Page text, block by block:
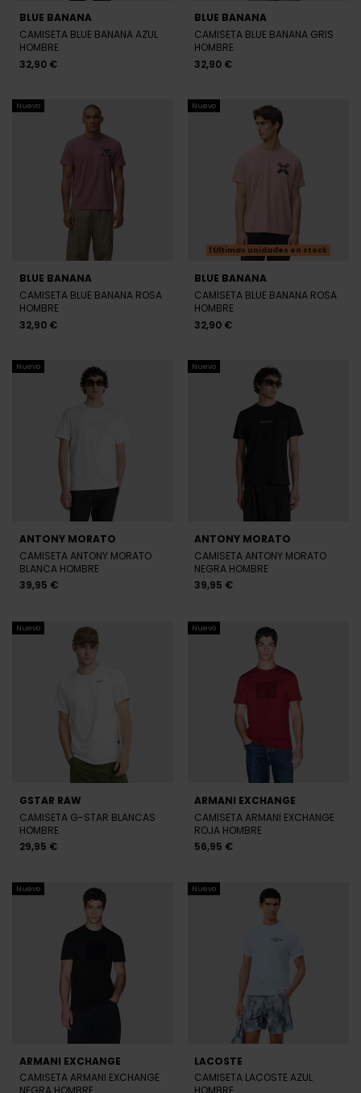
BLUE BANANA
CAMISETA BLUE BANANA AZUL
HOMBRE
32,90 €
BLUE BANANA
CAMISETA BLUE BANANA GRIS
HOMBRE
32,90 €
Nuevo
BLUE BANANA
CAMISETA BLUE BANANA ROSA
HOMBRE
32,90 €
Nuevo
Últimas unidades en stock
BLUE BANANA
CAMISETA BLUE BANANA ROSA
HOMBRE
32,90 €
Nuevo
ANTONY MORATO
CAMISETA ANTONY MORATO
BLANCA HOMBRE
39,95 €
Nuevo
ANTONY MORATO
CAMISETA ANTONY MORATO
NEGRA HOMBRE
39,95 €
Nuevo
GSTAR RAW
CAMISETA G-STAR BLANCAS
HOMBRE
29,95 €
Nuevo
ARMANI EXCHANGE
CAMISETA ARMANI EXCHANGE
ROJA HOMBRE
56,95 €
Nuevo
ARMANI EXCHANGE
CAMISETA ARMANI EXCHANGE
Nuevo
LACOSTE
CAMISETA LACOSTE AZUL